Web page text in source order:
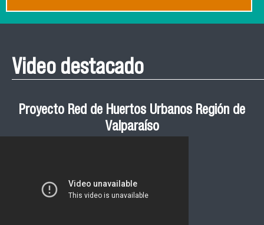
Video destacado
Proyecto Red de Huertos Urbanos Región de
Valparaíso